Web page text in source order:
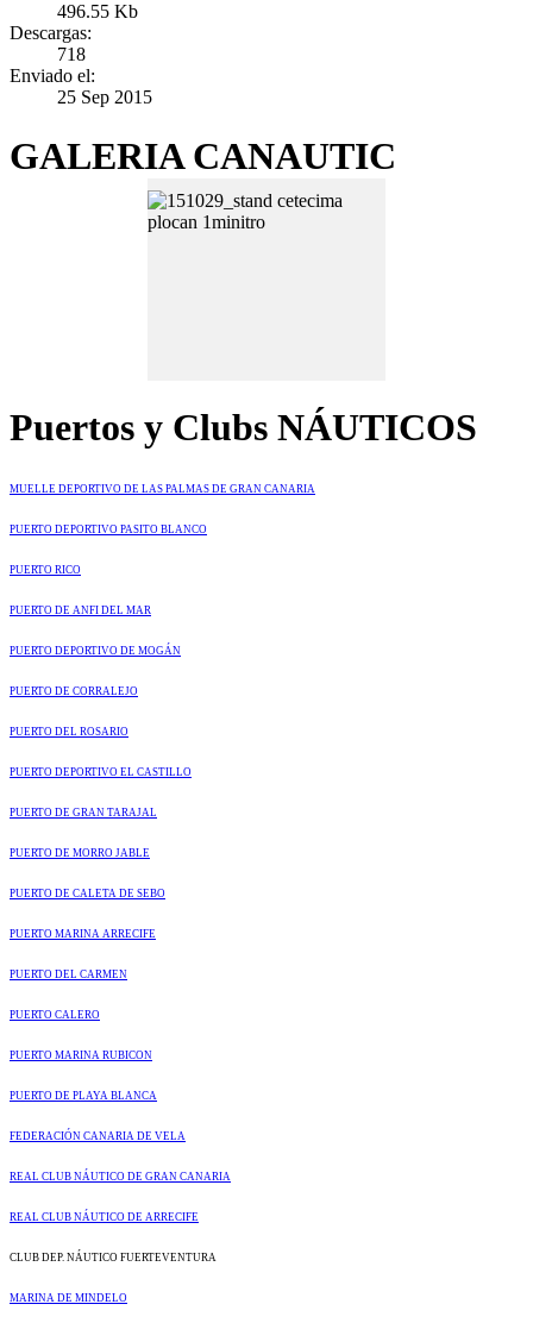
496.55 Kb
Descargas:
718
Enviado el:
25 Sep 2015
GALERIA CANAUTIC
Puertos y Clubs NÁUTICOS
MUELLE DEPORTIVO DE LAS PALMAS DE GRAN CANARIA
PUERTO DEPORTIVO PASITO BLANCO
PUERTO RICO
PUERTO DE ANFI DEL MAR
PUERTO DEPORTIVO DE MOGÁN
PUERTO DE CORRALEJO
PUERTO DEL ROSARIO
PUERTO DEPORTIVO EL CASTILLO
PUERTO DE GRAN TARAJAL
PUERTO DE MORRO JABLE
PUERTO DE CALETA DE SEBO
PUERTO MARINA ARRECIFE
PUERTO DEL CARMEN
PUERTO CALERO
PUERTO MARINA RUBICON
PUERTO DE PLAYA BLANCA
FEDERACIÓN CANARIA DE VELA
REAL CLUB NÁUTICO DE GRAN CANARIA
REAL CLUB NÁUTICO DE ARRECIFE
CLUB DEP. NÁUTICO FUERTEVENTURA
MARINA DE MINDELO